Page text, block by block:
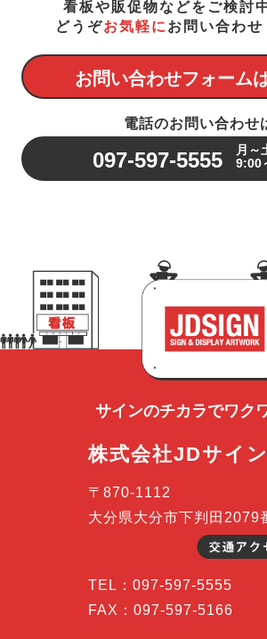
看板や販促物などをご検討
どうぞお気軽に お問い合わせ
お問い合わせフォーム
電話のお問い合わせ
097-597-5555
月～
9:00
サインのチカラでワク
株式会社JDサイン
〒870-1112
大分県大分市下判田2079
TEL： 097-597-5555
FAX：097-597-5166